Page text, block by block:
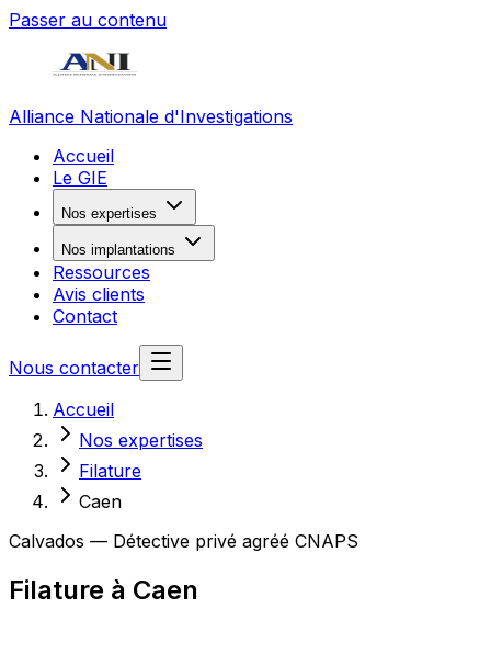
Passer au contenu
Alliance Nationale d'Investigations
Accueil
Le GIE
Nos expertises
Nos implantations
Ressources
Avis clients
Contact
Nous contacter
Accueil
Nos expertises
Filature
Caen
Calvados — Détective privé agréé CNAPS
Filature à Caen